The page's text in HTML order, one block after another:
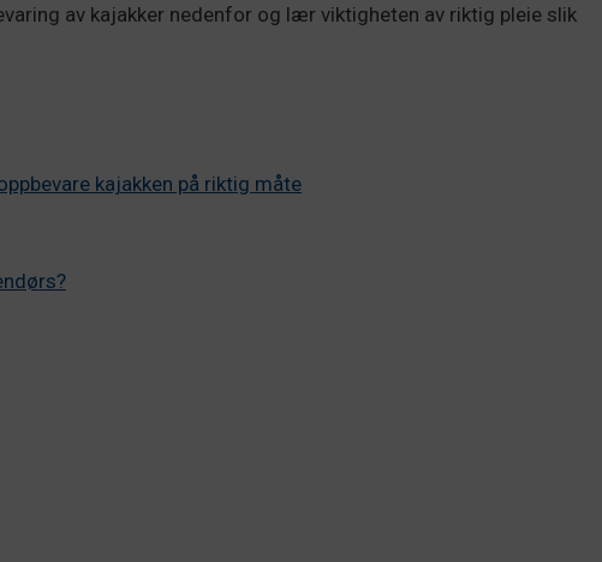
av kajakker nedenfor og lær viktigheten av riktig pleie slik
kajakken på riktig måte